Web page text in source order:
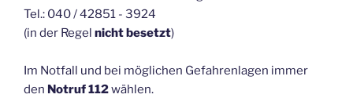
Tel.: 040 / 42851 - 3924
(in der Regel nicht besetzt)
Im Notfall und bei möglichen Gefahrenlagen immer
den Notruf 112wählen.